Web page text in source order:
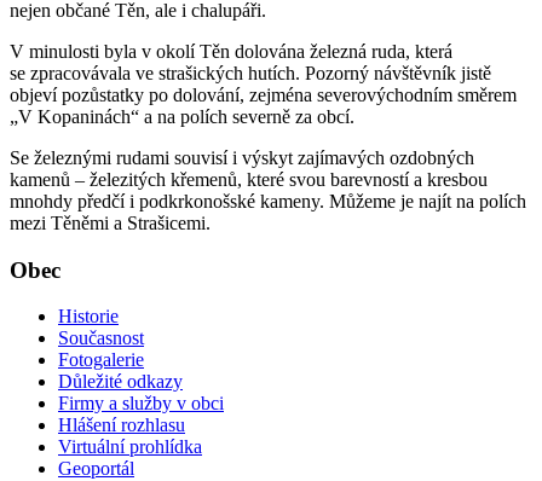
nejen občané Těn, ale i chalupáři.
V minulosti byla v okolí Těn dolována železná ruda, která
se zpracovávala ve strašických hutích. Pozorný návštěvník jistě
objeví pozůstatky po dolování, zejména severovýchodním směrem
„V Kopaninách“ a na polích severně za obcí.
Se železnými rudami souvisí i výskyt zajímavých ozdobných
kamenů – železitých křemenů, které svou barevností a kresbou
mnohdy předčí i podkrkonošské kameny. Můžeme je najít na polích
mezi Těněmi a Strašicemi.
Obec
Historie
Současnost
Fotogalerie
Důležité odkazy
Firmy a služby v obci
Hlášení rozhlasu
Virtuální prohlídka
Geoportál